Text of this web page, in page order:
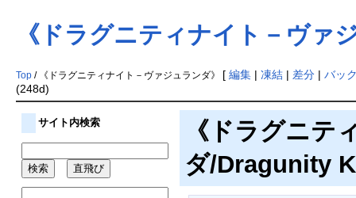
《ドラグニティナイト－ヴァ
Top/ 《ドラグニティナイト－ヴァジュランダ》 [ 編集| 凍結| 差分| バッ
(248d)
サイト内検索
《ドラグニテ
ダ/Dragunity